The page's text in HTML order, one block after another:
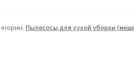
Пылесосы для сухой уборки